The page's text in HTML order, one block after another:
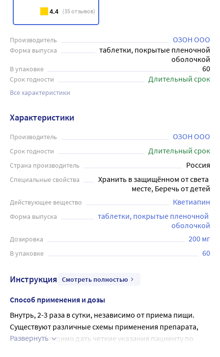
4.4 (35отзывов)
Производитель ОЗОН ООО
Форма выпуска
таблетки, покрытые пленочной
оболочкой
В упаковке 60
Срок годности Длительный срок
Все характеристики
Характеристики
Производитель ОЗОН ООО
Срок годности Длительный срок
Страна производитель Россия
Специальные свойства
Хранить в защищённом от света
месте, Беречь от детей
Действующее вещество Кветиапин
Форма выпуска
таблетки, покрытые пленочной
оболочкой
Дозировка 200 мг
В упаковке 60
Инструкция Смотреть полностью
Способ применения и дозы
Внутрь, 2-3 раза в сутки, независимо от приема пищи.
Существуют различные схемы применения препарата,
врачу необходимо дать четкие указания пациенту по
Развернуть